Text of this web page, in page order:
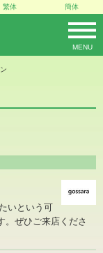
MENU
繁体 簡体
いという可
。ぜひご来店くださ